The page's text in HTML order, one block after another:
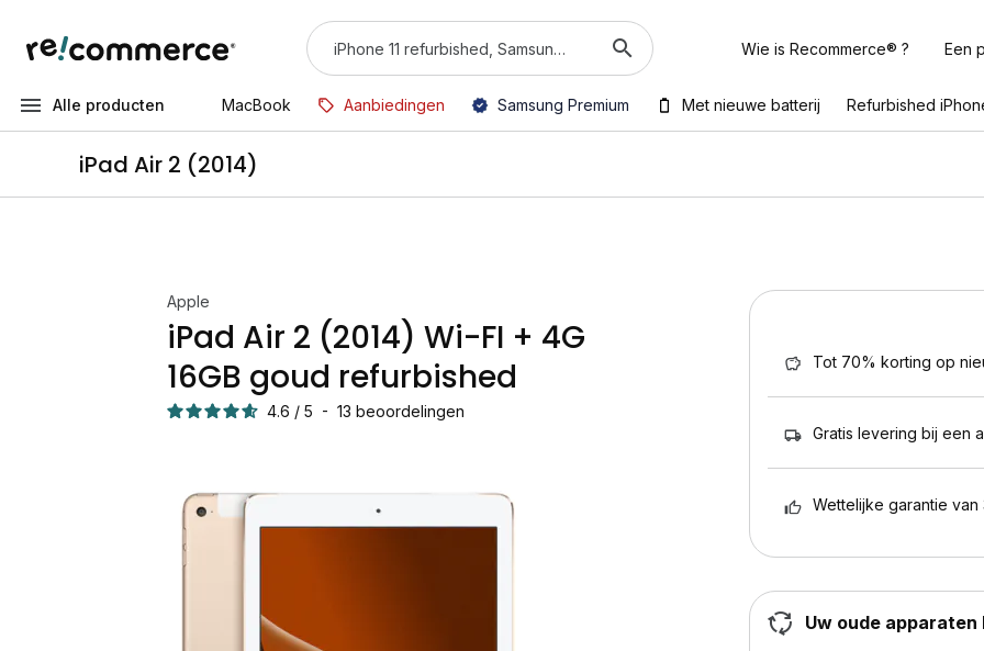
Wie is Recommerce® ? Een
Alle producten MacBook Aanbiedingen Samsung Premium Met nieuwe batterij Refurbished
iPad Air 2 (2014)
Apple
iPad Air 2 (2014) Wi-FI + 4G
16GB goud refurbished
4.6 / 5 - 13 beoordelingen
Tot 70% korting op
Gratis levering bij een
Wettelijke garantie van
Uw oude